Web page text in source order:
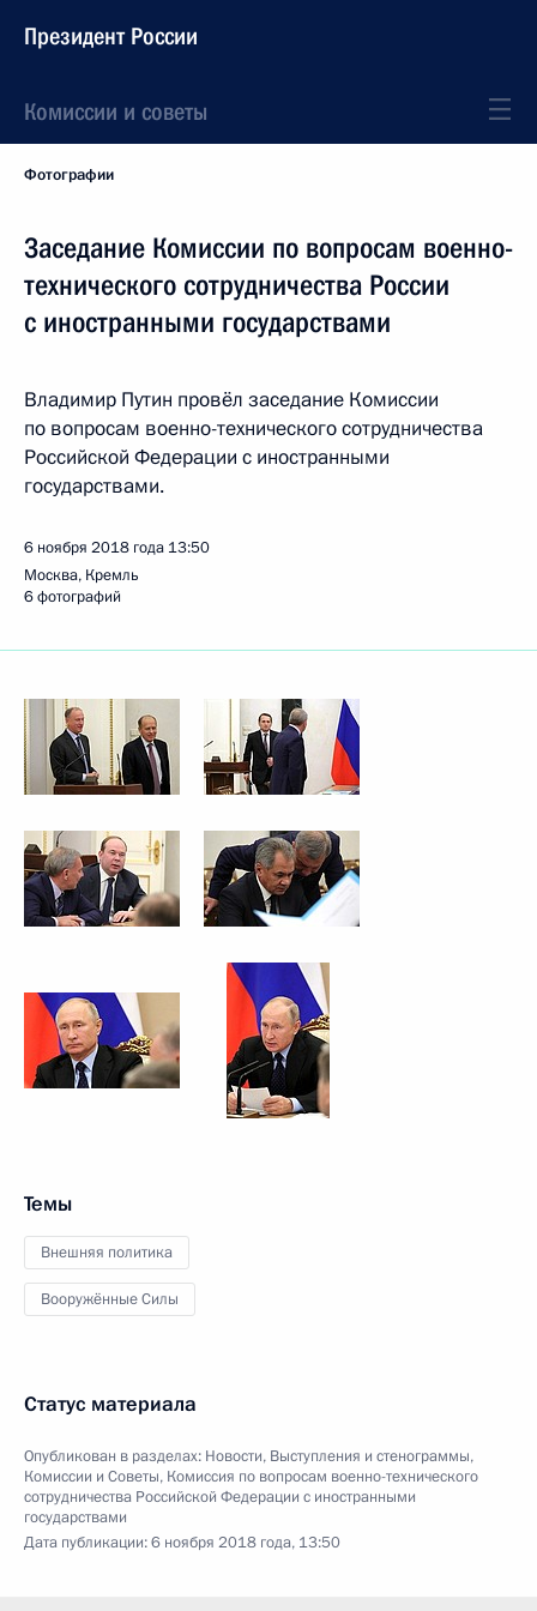
Президент России
Комиссии и советы
Фотографии
Заседание Комиссии по вопросам военно-
технического сотрудничества России
с иностранными государствами
Владимир Путин провёл заседание Комиссии
по вопросам военно-технического сотрудничества
Российской Федерации с иностранными
государствами.
6 ноября 2018 года 13:50
Москва, Кремль
6 фотографий
Темы
Внешняя политика
Вооружённые Силы
Статус материала
Опубликован в разделах: Новости, Выступления и стенограммы,
Комиссии и Советы, Комиссия по вопросам военно-технического
сотрудничества Российской Федерации с иностранными
государствами
Дата публикации:6 ноября 2018 года, 13:50